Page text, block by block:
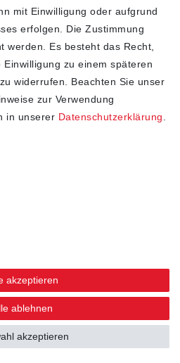
mit Einwilligung oder aufgrund
erfolgen. Die Zustimmung
werden. Es besteht das Recht,
zu einem späteren
widerrufen. Beachten Sie unser
zur Verwendung
in unserer Daten­schutz­erklärung
akzeptieren
ablehnen
akzeptieren